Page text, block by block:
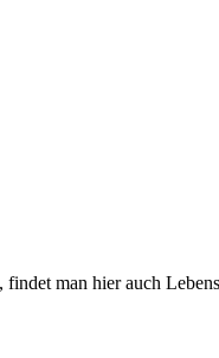
man hier auch